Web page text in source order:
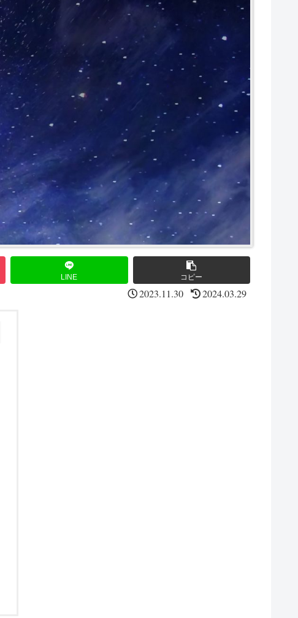
LINE コピー
2023.11.30 2024.03.29